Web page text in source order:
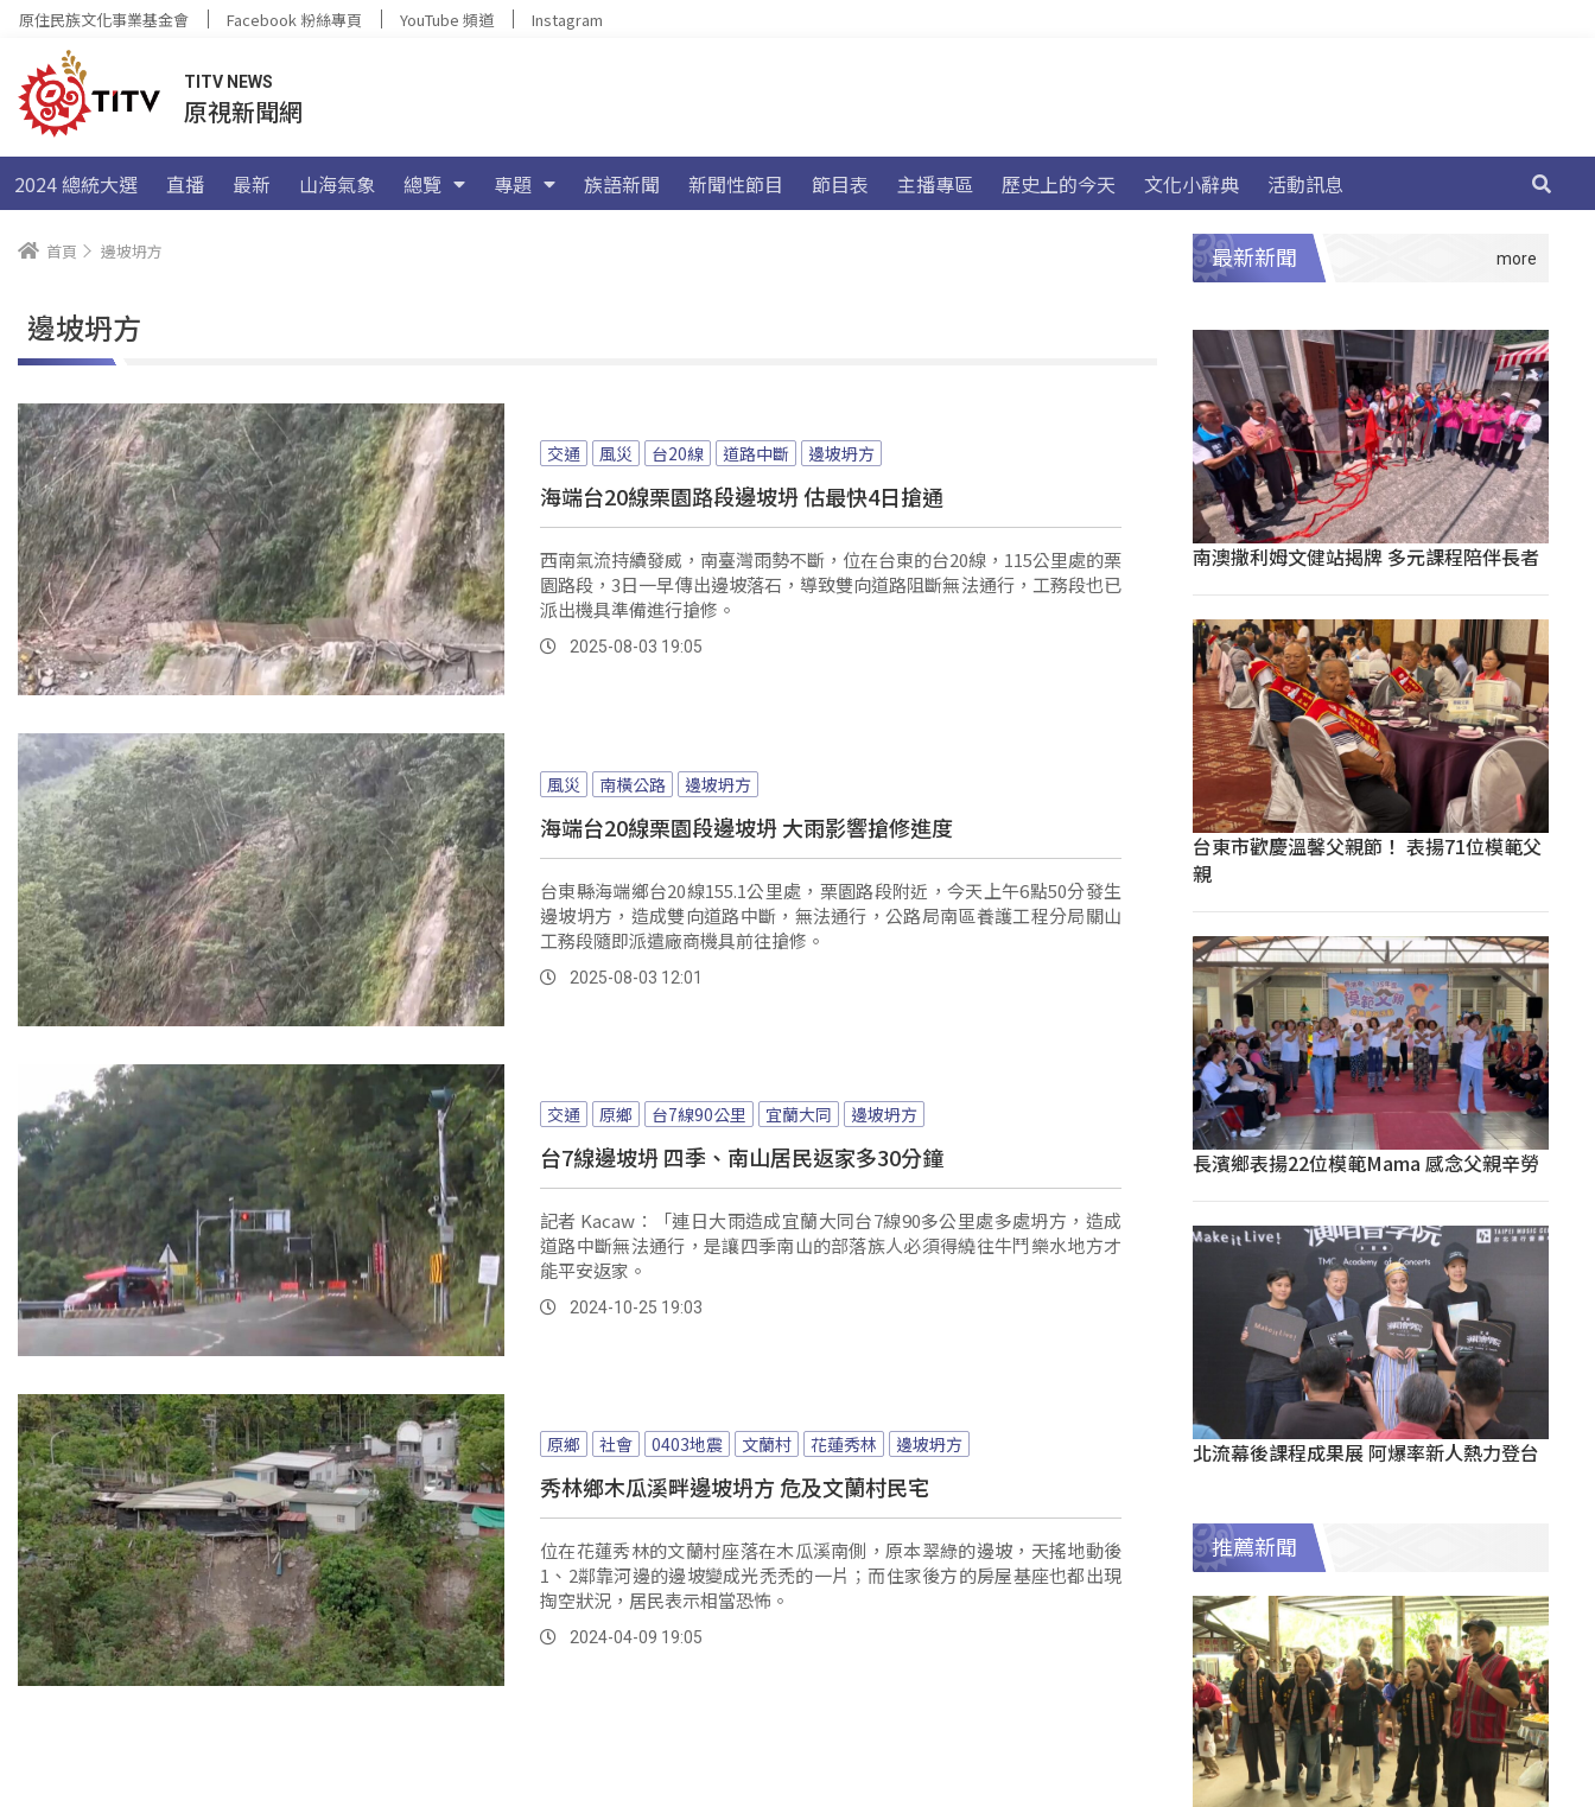
原住民族文化事業基金會 Facebook 粉絲專頁 YouTube 頻道 Instagram
TITV NEWS
原視新聞網
2024 總統大選 直播 最新 山海氣象 總覽 專題 族語新聞 新聞性節目 節目表 主播專區 歷史上的今天 文化小辭典 活動訊息
首頁 邊坡坍方
邊坡坍方
交通 風災 台20線 道路中斷 邊坡坍方
海端台20線栗園路段邊坡坍 估最快4日搶通
西南氣流持續發威，南臺灣雨勢不斷，位在台東的台20線，115公里處的栗
園路段，3日一早傳出邊坡落石，導致雙向道路阻斷無法通行，工務段也已
派出機具準備進行搶修。
2025-08-03 19:05
風災 南橫公路 邊坡坍方
海端台20線栗園段邊坡坍 大雨影響搶修進度
台東縣海端鄉台20線155.1公里處，栗園路段附近，今天上午6點50分發生
邊坡坍方，造成雙向道路中斷，無法通行，公路局南區養護工程分局關山
工務段隨即派遣廠商機具前往搶修。
2025-08-03 12:01
交通 原鄉 台7線90公里 宜蘭大同 邊坡坍方
台7線邊坡坍 四季、南山居民返家多30分鐘
記者 Kacaw：「連日大雨造成宜蘭大同台7線90多公里處多處坍方，造成
道路中斷無法通行，是讓四季南山的部落族人必須得繞往牛鬥樂水地方才
能平安返家。
2024-10-25 19:03
原鄉 社會 0403地震 文蘭村 花蓮秀林 邊坡坍方
秀林鄉木瓜溪畔邊坡坍方 危及文蘭村民宅
位在花蓮秀林的文蘭村座落在木瓜溪南側，原本翠綠的邊坡，天搖地動後
1、2鄰靠河邊的邊坡變成光禿禿的一片；而住家後方的房屋基座也都出現
掏空狀況，居民表示相當恐怖。
2024-04-09 19:05
最新新聞
南澳撒利姆文健站揭牌 多元課程陪伴長者
台東市歡慶溫馨父親節！ 表揚71位模範父
親
長濱鄉表揚22位模範Mama 感念父親辛勞
北流幕後課程成果展 阿爆率新人熱力登台
推薦新聞